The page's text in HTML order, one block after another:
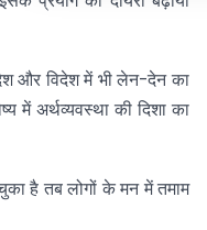
और विदेश में भी लेन-देन का
में अर्थव्यवस्था की दिशा का
है तब लोगों के मन में तमाम